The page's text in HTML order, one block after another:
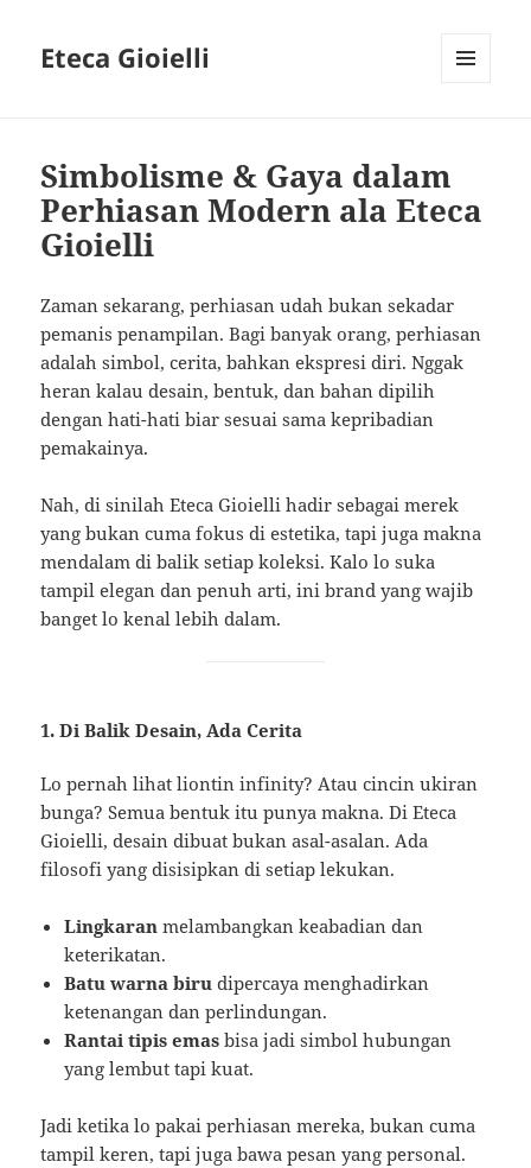
Eteca Gioielli
Simbolisme & Gaya dalam
Perhiasan Modern ala Eteca
Gioielli
Zaman sekarang, perhiasan udah bukan sekadar
pemanis penampilan. Bagi banyak orang, perhiasan
adalah simbol, cerita, bahkan ekspresi diri. Nggak
heran kalau desain, bentuk, dan bahan dipilih
dengan hati-hati biar sesuai sama kepribadian
pemakainya.
Nah, di sinilah Eteca Gioielli hadir sebagai merek
yang bukan cuma fokus di estetika, tapi juga makna
mendalam di balik setiap koleksi. Kalo lo suka
tampil elegan dan penuh arti, ini brand yang wajib
banget lo kenal lebih dalam.
1. Di Balik Desain, Ada Cerita
Lo pernah lihat liontin infinity? Atau cincin ukiran
bunga? Semua bentuk itu punya makna. Di Eteca
Gioielli, desain dibuat bukan asal-asalan. Ada
filosofi yang disisipkan di setiap lekukan.
Lingkaran melambangkan keabadian dan
keterikatan.
Batu warna biru dipercaya menghadirkan
ketenangan dan perlindungan.
Rantai tipis emas bisa jadi simbol hubungan
yang lembut tapi kuat.
Jadi ketika lo pakai perhiasan mereka, bukan cuma
tampil keren, tapi juga bawa pesan yang personal.